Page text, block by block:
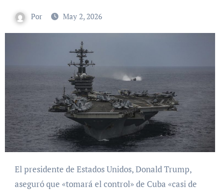
Por May 2, 2026
El presidente de Estados Unidos, Donald Trump,
aseguró que «tomará el control» de Cuba «casi de